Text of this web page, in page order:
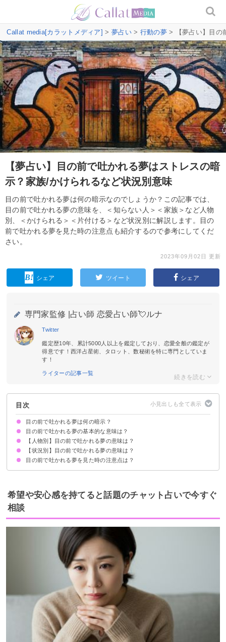
Callat media[カラットメディア] > 夢占い> 行動の夢> 【夢占い】目の
【夢占い】目の前で吐かれる夢はストレスの暗
示？家族/かけられるなど状況別意味
目の前で吐かれる夢は何の暗示なのでしょうか？この記事では、
目の前で吐かれる夢の意味を、＜知らない人＞＜家族＞など人物
別、＜かけられる＞＜片付ける＞など状況別に解説します。目の
前で吐かれる夢を見た時の注意点も紹介するので参考にしてくだ
さい。
2023年09月02日 更新
シェア ツイート シェア
専門家監修 | 占い師 恋愛占い師💘ルナ
Twitter
鑑定歴10年、累計5000人以上を鑑定しており、恋愛全般の鑑定が
得意です！西洋占星術、タロット、数秘術を特に専門としていま
す！
ライターの記事一覧
目次
目の前で吐かれる夢は何の暗示？
目の前で吐かれる夢の基本的な意味は？
相手にストレスを感じている暗示
人物や状況で意味が決まる
【人物別】目の前で吐かれる夢の意味は？
知らない人に目の前で吐かれる夢【警告夢】
家族（両親）に目の前で吐かれる夢【凶夢】
家族（兄弟・姉妹）に目の前で吐かれる夢【吉夢・凶夢】
恋人に目の前で吐かれる夢【凶夢】
亡くなった人に目の前で吐かれる夢【吉夢】
芸能人に目の前で吐かれる夢【警告夢】
【状況別】目の前で吐かれる夢の意味は？
目の前で吐かれてかけられる夢【凶夢】
目の前で吐かれて謝られる夢【吉夢】
目の前で吐かれたものを片付ける夢【予知夢】
目の前で吐かれて匂いがする夢【吉夢・凶夢】
目の前で吐かれる夢を見た時の注意点は？
十分な休息を取る
不満があれば相手と話し合ってみる
希望や安心感を持てると話題のチャット占いで今すぐ
相談